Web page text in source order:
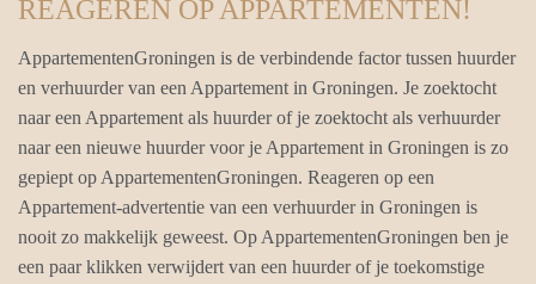
REAGEREN OP APPARTEMENTEN!
AppartementenGroningen is de verbindende factor tussen huurder
en verhuurder van een Appartement in Groningen. Je zoektocht
naar een Appartement als huurder of je zoektocht als verhuurder
naar een nieuwe huurder voor je Appartement in Groningen is zo
gepiept op AppartementenGroningen. Reageren op een
Appartement-advertentie van een verhuurder in Groningen is
nooit zo makkelijk geweest. Op AppartementenGroningen ben je
een paar klikken verwijdert van een huurder of je toekomstige